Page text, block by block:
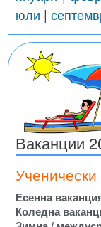
юли |
Ваканции
Есенна
Коледна